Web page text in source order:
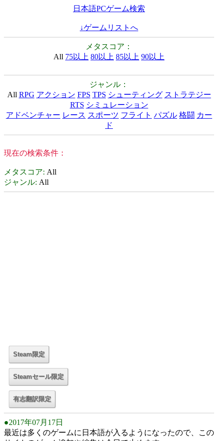
日本語PCゲーム検索
↓ゲームリストへ
メタスコア：
All 75以上 80以上 85以上 90以上
ジャンル：
All RPG アクション FPS TPS シューティング ストラテジー
RTS シミュレーション
アドベンチャー レース スポーツ フライト パズル 格闘 カー
ド
現在の検索条件：
メタスコア: All
ジャンル: All
●2017年07月17日
最近は多くのゲームに日本語が入るようになったので、この